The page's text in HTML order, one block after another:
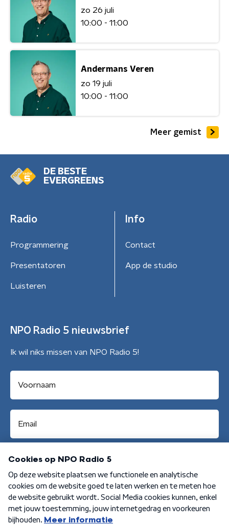
zo 26 juli
10:00 - 11:00
Andermans Veren
zo 19 juli
10:00 - 11:00
Meer gemist
DE BESTE
EVERGREENS
Radio
Programmering
Presentatoren
Luisteren
Info
Contact
App de studio
NPO Radio 5 nieuwsbrief
Ik wil niks missen van NPO Radio 5!
Aanmelden
Algemene voorwaarden